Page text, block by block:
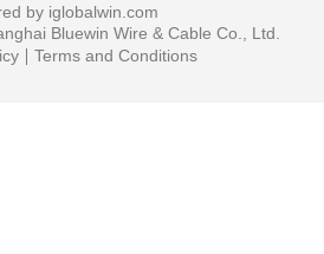
by iglobalwin.com
Bluewin Wire & Cable Co., Ltd.
Terms and Conditions